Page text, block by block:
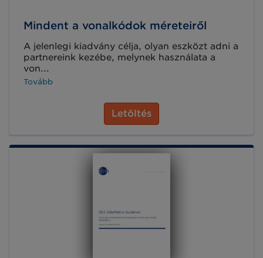
Mindent a vonalkódok méreteiről
A jelenlegi kiadvány célja, olyan eszközt adni a
partnereink kezébe, melynek használata a
von...
Tovább
Letöltés